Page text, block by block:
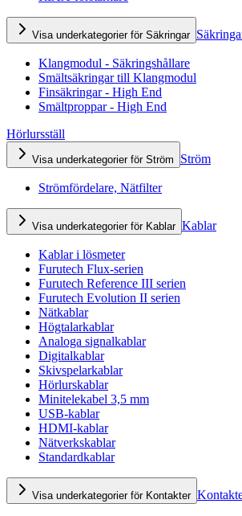
Visa underkategorier för Säkringar
Klangmodul - Säkringshållare
Smältsäkringar till Klangmodul
Finsäkringar - High End
Smältproppar - High End
Hörlursställ
Visa underkategorier för Ström Ström
Strömfördelare, Nätfilter
Visa underkategorier för Kablar Kablar
Kablar i lösmeter
Furutech Flux-serien
Furutech Reference III serien
Furutech Evolution II serien
Nätkablar
Högtalarkablar
Analoga signalkablar
Digitalkablar
Skivspelarkablar
Hörlurskablar
Minitelekabel 3,5 mm
USB-kablar
HDMI-kablar
Nätverkskablar
Standardkablar
Visa underkategorier för Kontakter